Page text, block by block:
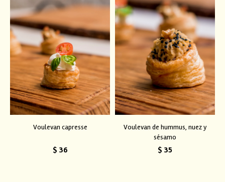
Voulevan capresse
$ 36
Voulevan de hummus, nuez y
sésamo
$ 35